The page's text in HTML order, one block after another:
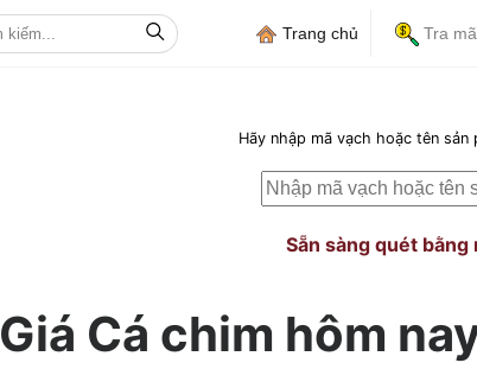
Trang chủ Tra
Hãy nhập mã vạch hoặc tên
Sẵn sàng quét bằng
Giá Cá chim hôm